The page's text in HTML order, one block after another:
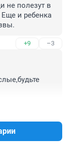
не полезут в
и ребенка
+9 –3